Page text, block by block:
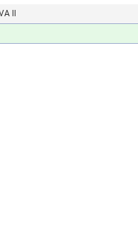
II